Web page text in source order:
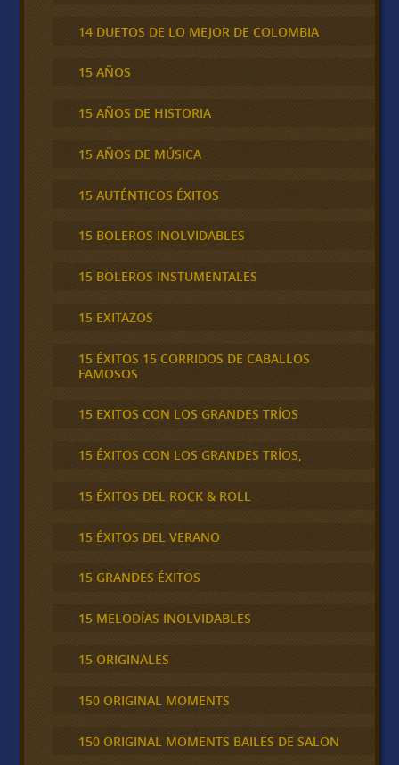
14 DUETOS DE LO MEJOR DE COLOMBIA
15 AÑOS
15 AÑOS DE HISTORIA
15 AÑOS DE MÚSICA
15 AUTÉNTICOS ÉXITOS
15 BOLEROS INOLVIDABLES
15 BOLEROS INSTUMENTALES
15 EXITAZOS
15 ÉXITOS 15 CORRIDOS DE CABALLOS
FAMOSOS
15 EXITOS CON LOS GRANDES TRÍOS
15 ÉXITOS CON LOS GRANDES TRÍOS,
15 ÉXITOS DEL ROCK & ROLL
15 ÉXITOS DEL VERANO
15 GRANDES ÉXITOS
15 MELODÍAS INOLVIDABLES
15 ORIGINALES
150 ORIGINAL MOMENTS
150 ORIGINAL MOMENTS BAILES DE SALON